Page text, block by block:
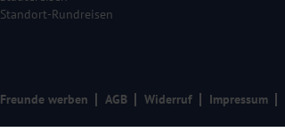
Standort-Rundreisen
Freunde werben AGB Widerruf Impressum